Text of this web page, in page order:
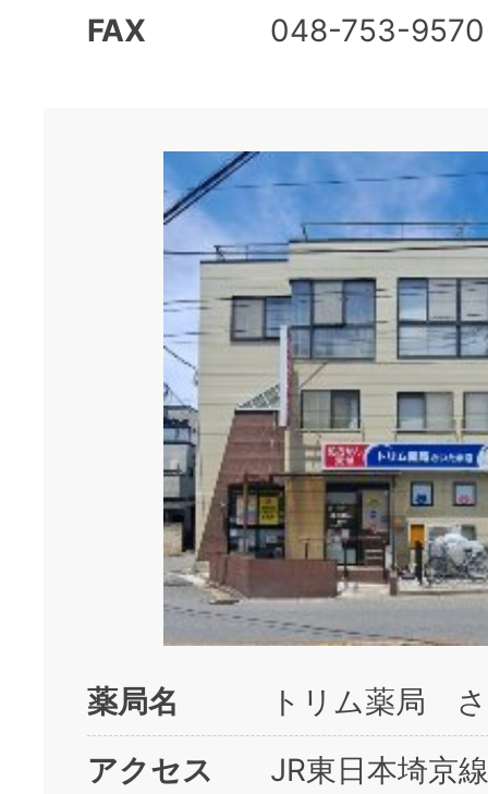
FAX
048-753-9570
薬局名
トリム薬局
アクセス
JR東日本埼京